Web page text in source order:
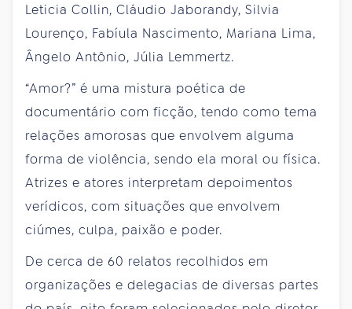
Leticia Collin, Cláudio Jaborandy, Silvia
Lourenço, Fabíula Nascimento, Mariana Lima,
Ângelo Antônio, Júlia Lemmertz.
“Amor?” é uma mistura poética de
documentário com ficção, tendo como tema
relações amorosas que envolvem alguma
forma de violência, sendo ela moral ou física.
Atrizes e atores interpretam depoimentos
verídicos, com situações que envolvem
ciúmes, culpa, paixão e poder.
De cerca de 60 relatos recolhidos em
organizações e delegacias de diversas partes